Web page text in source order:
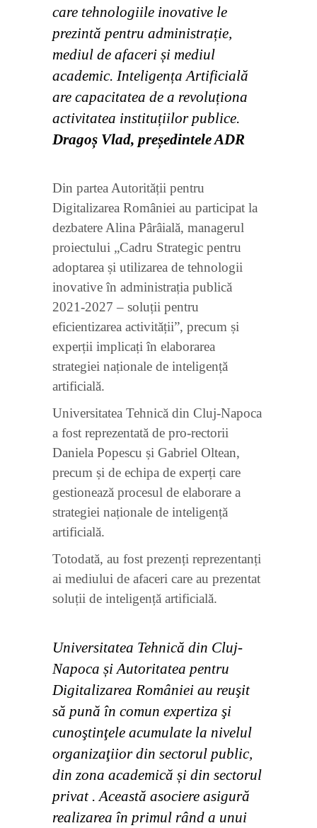
care tehnologiile inovative le
prezintă pentru administrație,
mediul de afaceri și mediul
academic. Inteligența Artificială
are capacitatea de a revoluționa
activitatea instituțiilor publice.
Dragoș Vlad, președintele ADR
Din partea Autorității pentru
Digitalizarea României au participat la
dezbatere Alina Pârâială, managerul
proiectului „Cadru Strategic pentru
adoptarea și utilizarea de tehnologii
inovative în administrația publică
2021-2027 – soluții pentru
eficientizarea activității”, precum și
experții implicați în elaborarea
strategiei naționale de inteligență
artificială.
Universitatea Tehnică din Cluj-Napoca
a fost reprezentată de pro-rectorii
Daniela Popescu și Gabriel Oltean,
precum și de echipa de experți care
gestionează procesul de elaborare a
strategiei naționale de inteligență
artificială.
Totodată, au fost prezenți reprezentanți
ai mediului de afaceri care au prezentat
soluții de inteligență artificială.
Universitatea Tehnică din Cluj-
Napoca și Autoritatea pentru
Digitalizarea României au reuşit
să pună în comun expertiza şi
cunoştinţele acumulate la nivelul
organizaţiior din sectorul public,
din zona academică și din sectorul
privat . Această asociere asigură
realizarea în primul rând a unui